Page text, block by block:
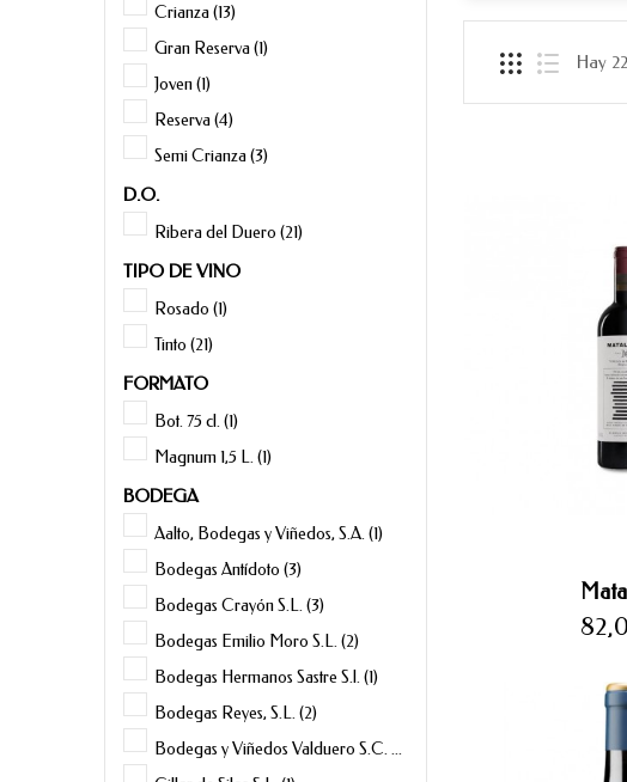
Crianza(13)
Gran Reserva(1)
Joven(1)
Reserva(4)
Semi Crianza(3)
D.O.
Ribera del Duero (21)
TIPO DE VINO
Rosado (1)
Tinto (21)
FORMATO
Bot. 75 cl.(1)
Magnum 1,5 L.(1)
BODEGA
Aalto, Bodegas y Viñedos, S.A.(1)
Bodegas Antídoto (3)
Bodegas Crayón S.L.(3)
Bodegas Emilio Moro S.L.(2)
Bodegas Hermanos Sastre S.l.(1)
Bodegas Reyes, S.L.(2)
Bodegas y Viñedos Valduero S.C.
(3)
Hay